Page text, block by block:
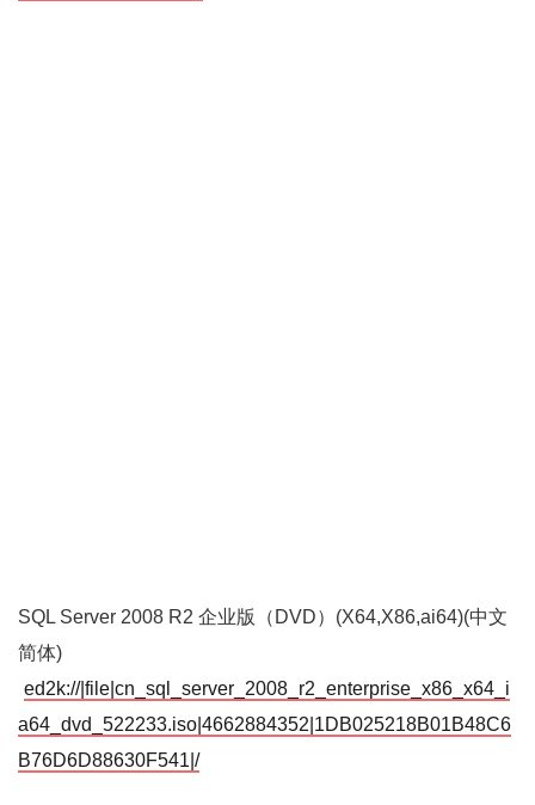
SQL Server 2008 R2 企业版（DVD）(X64,X86,ai64)(中文
简体)
ed2k://|file|cn_sql_server_2008_r2_enterprise_x86_x64_i
a64_dvd_522233.iso|4662884352|1DB025218B01B48C6
B76D6D88630F541|/